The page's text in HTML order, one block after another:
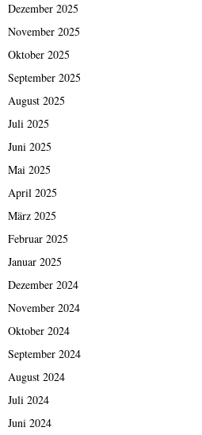
Dezember 2025
November 2025
Oktober 2025
September 2025
August 2025
Juli 2025
Juni 2025
Mai 2025
April 2025
März 2025
Februar 2025
Januar 2025
Dezember 2024
November 2024
Oktober 2024
September 2024
August 2024
Juli 2024
Juni 2024